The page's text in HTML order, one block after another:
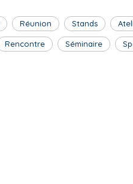
Réunion Stands
Rencontre Séminaire